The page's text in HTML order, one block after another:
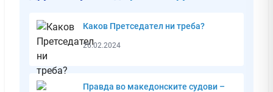
Каков Претседател ни треба?
26.02.2024
Правда во македонските судови –